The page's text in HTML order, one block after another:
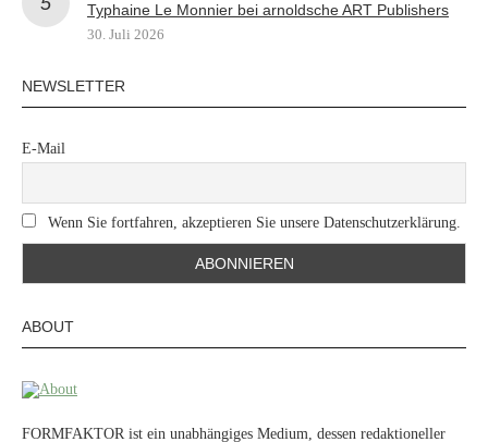
Typhaine Le Monnier bei arnoldsche ART Publishers
30. Juli 2026
NEWSLETTER
E-Mail
Wenn Sie fortfahren, akzeptieren Sie unsere Datenschutzerklärung.
ABOUT
FORMFAKTOR ist ein unabhängiges Medium, dessen redaktioneller